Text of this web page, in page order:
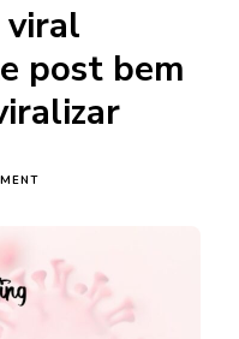
viral
post bem
ON
VIRAL
PLANEJADO,